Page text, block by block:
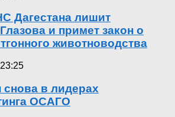
Дагестана лишит
и примет закон о
животноводства
снова в лидерах
ОСАГО